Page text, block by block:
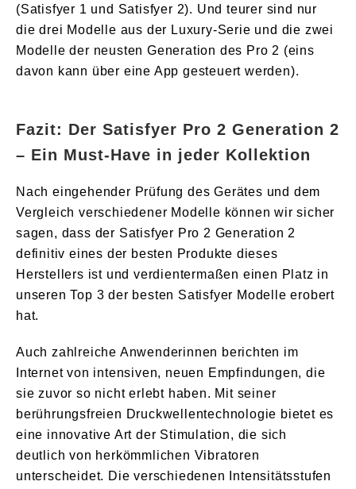
(Satisfyer 1 und Satisfyer 2). Und teurer sind nur
die drei Modelle aus der Luxury-Serie und die zwei
Modelle der neusten Generation des Pro 2 (eins
davon kann über eine App gesteuert werden).
Fazit: Der Satisfyer Pro 2 Generation 2
– Ein Must-Have in jeder Kollektion
Nach eingehender Prüfung des Gerätes und dem
Vergleich verschiedener Modelle können wir sicher
sagen, dass der Satisfyer Pro 2 Generation 2
definitiv eines der besten Produkte dieses
Herstellers ist und verdientermaßen einen Platz in
unseren Top 3 der besten Satisfyer Modelle erobert
hat.
Auch zahlreiche Anwenderinnen berichten im
Internet von intensiven, neuen Empfindungen, die
sie zuvor so nicht erlebt haben. Mit seiner
berührungsfreien Druckwellentechnologie bietet es
eine innovative Art der Stimulation, die sich
deutlich von herkömmlichen Vibratoren
unterscheidet. Die verschiedenen Intensitätsstufen